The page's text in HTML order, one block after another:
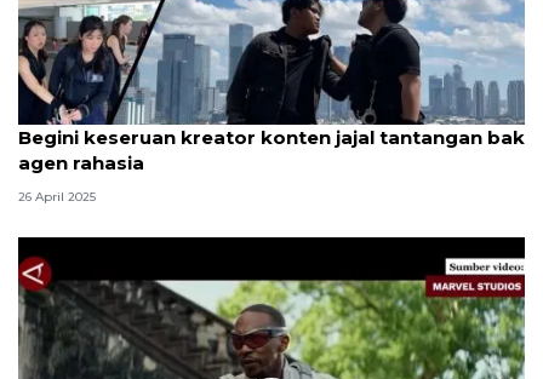
Begini keseruan kreator konten jajal tantangan bak
agen rahasia
26 April 2025